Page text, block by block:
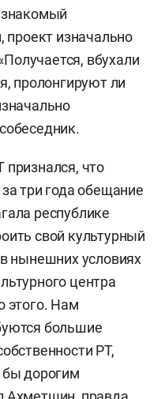
знакомый
проект изначально
вбухали
пролонгируют ли
что
три года обещание
республике
свой культурный
нынешних условиях
центра
этого. Нам
большие
РТ,
бы дорогим